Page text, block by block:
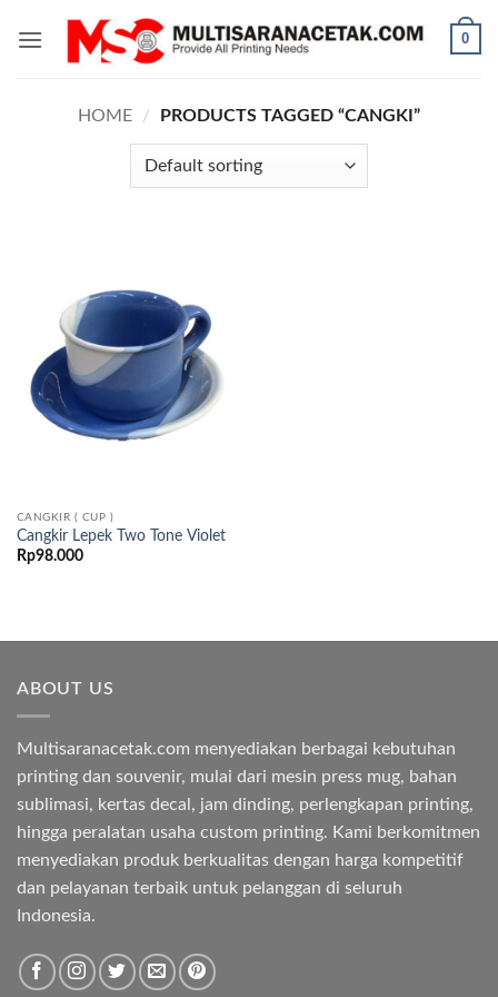
0
HOME / PRODUCTS TAGGED “CANGKI”
CANGKIR ( CUP )
Cangkir Lepek Two Tone Violet
Rp98.000
ABOUT US
Multisaranacetak.com menyediakan berbagai kebutuhan
printing dan souvenir, mulai dari mesin press mug, bahan
sublimasi, kertas decal, jam dinding, perlengkapan printing,
hingga peralatan usaha custom printing. Kami berkomitmen
menyediakan produk berkualitas dengan harga kompetitif
dan pelayanan terbaik untuk pelanggan di seluruh
Indonesia.